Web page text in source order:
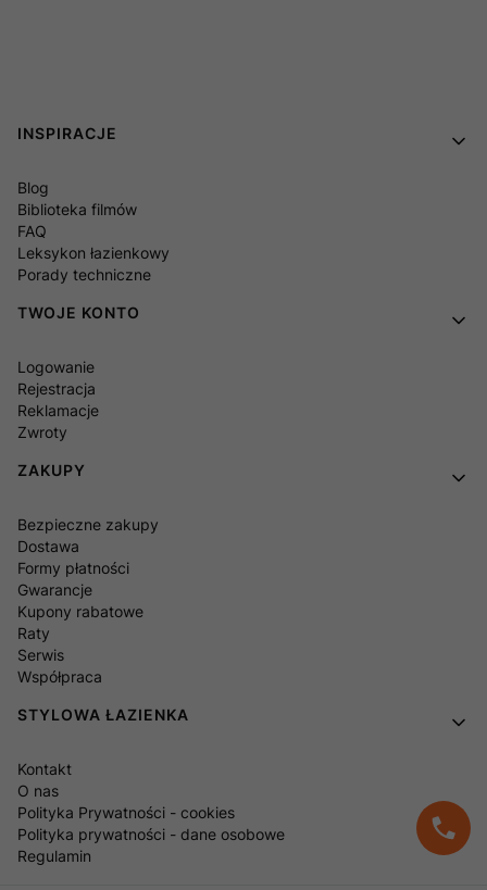
Linki w stopce
INSPIRACJE
Blog
Biblioteka filmów
FAQ
Leksykon łazienkowy
Porady techniczne
TWOJE KONTO
Logowanie
Rejestracja
Reklamacje
Zwroty
ZAKUPY
Bezpieczne zakupy
Dostawa
Formy płatności
Gwarancje
Kupony rabatowe
Raty
Serwis
Współpraca
STYLOWA ŁAZIENKA
Kontakt
O nas
Polityka Prywatności - cookies
Polityka prywatności - dane osobowe
Regulamin